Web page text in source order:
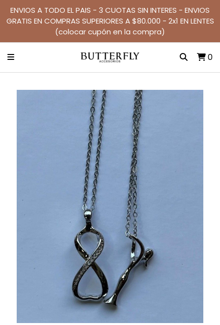
ENVIOS A TODO EL PAIS - 3 CUOTAS SIN INTERES - ENVIOS
GRATIS EN COMPRAS SUPERIORES A $80.000 - 2x1 EN LENTES
(colocar cupón en la compra)
0